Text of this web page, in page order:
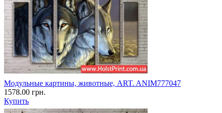
Модульные картины, животные, ART. ANIM777047
1578.00 грн.
Купить